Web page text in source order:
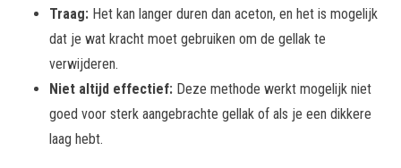
Traag: Het kan langer duren dan aceton, en het is mogelijk
dat je wat kracht moet gebruiken om de gellak te
verwijderen.
Niet altijd effectief: Deze methode werkt mogelijk niet
goed voor sterk aangebrachte gellak of als je een dikkere
laag hebt.